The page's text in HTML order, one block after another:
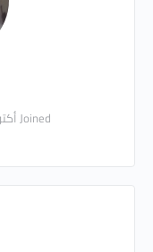
Joined أكتوبر 2021